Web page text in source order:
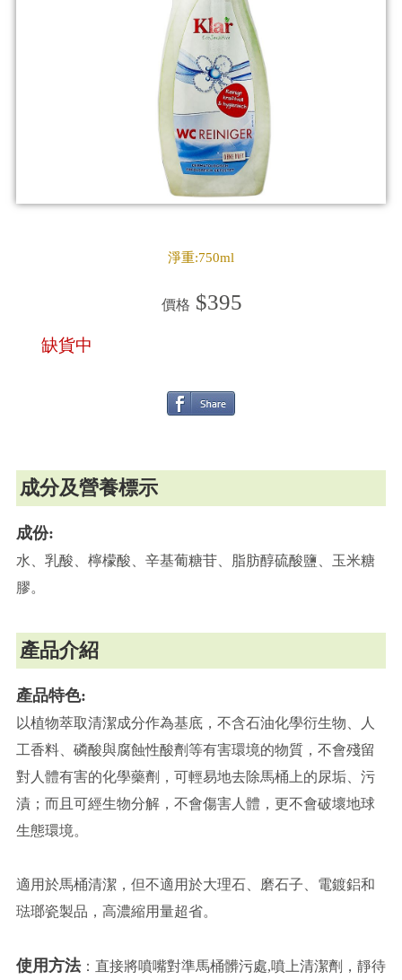
淨重:750ml
價格 $395
缺貨中
成分及營養標示
成份:
水、乳酸、檸檬酸、辛基葡糖苷、脂肪醇硫酸鹽、玉米糖
膠。
產品介紹
產品特色:
以植物萃取清潔成分作為基底，不含石油化學衍生物、人
工香料、磷酸與腐蝕性酸劑等有害環境的物質，不會殘留
對人體有害的化學藥劑，可輕易地去除馬桶上的尿垢、污
漬；而且可經生物分解，不會傷害人體，更不會破壞地球
生態環境。
適用於馬桶清潔，但不適用於大理石、磨石子、電鍍鋁和
琺瑯瓷製品，高濃縮用量超省。
使用方法：直接將噴嘴對準馬桶髒污處,噴上清潔劑，靜待